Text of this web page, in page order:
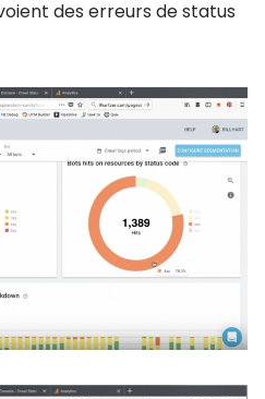
des erreurs de status